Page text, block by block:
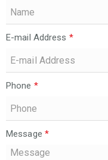
E-mail Address *
Phone *
Message *